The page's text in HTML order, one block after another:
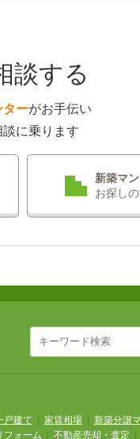
談する
ターがお手伝い
談に乗ります
新築マ
お探し
戸建て 家賃相場
新築分譲
フォーム 不動産売却・査定